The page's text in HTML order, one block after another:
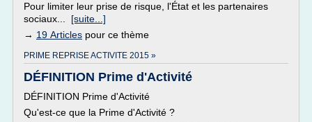
Pour limiter leur prise de risque, l'État et les partenaires
sociaux... [suite...]
→ 19 Articles pour ce thème
PRIME REPRISE ACTIVITE 2015 »
DÉFINITION Prime d'Activité
DÉFINITION Prime d'Activité
Qu'est-ce que la Prime d'Activité ?